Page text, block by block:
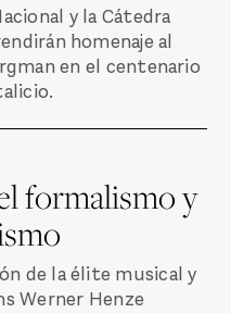
y la Cátedra
homenaje al
en el centenario
formalismo y
de la élite musical y
Werner Henze